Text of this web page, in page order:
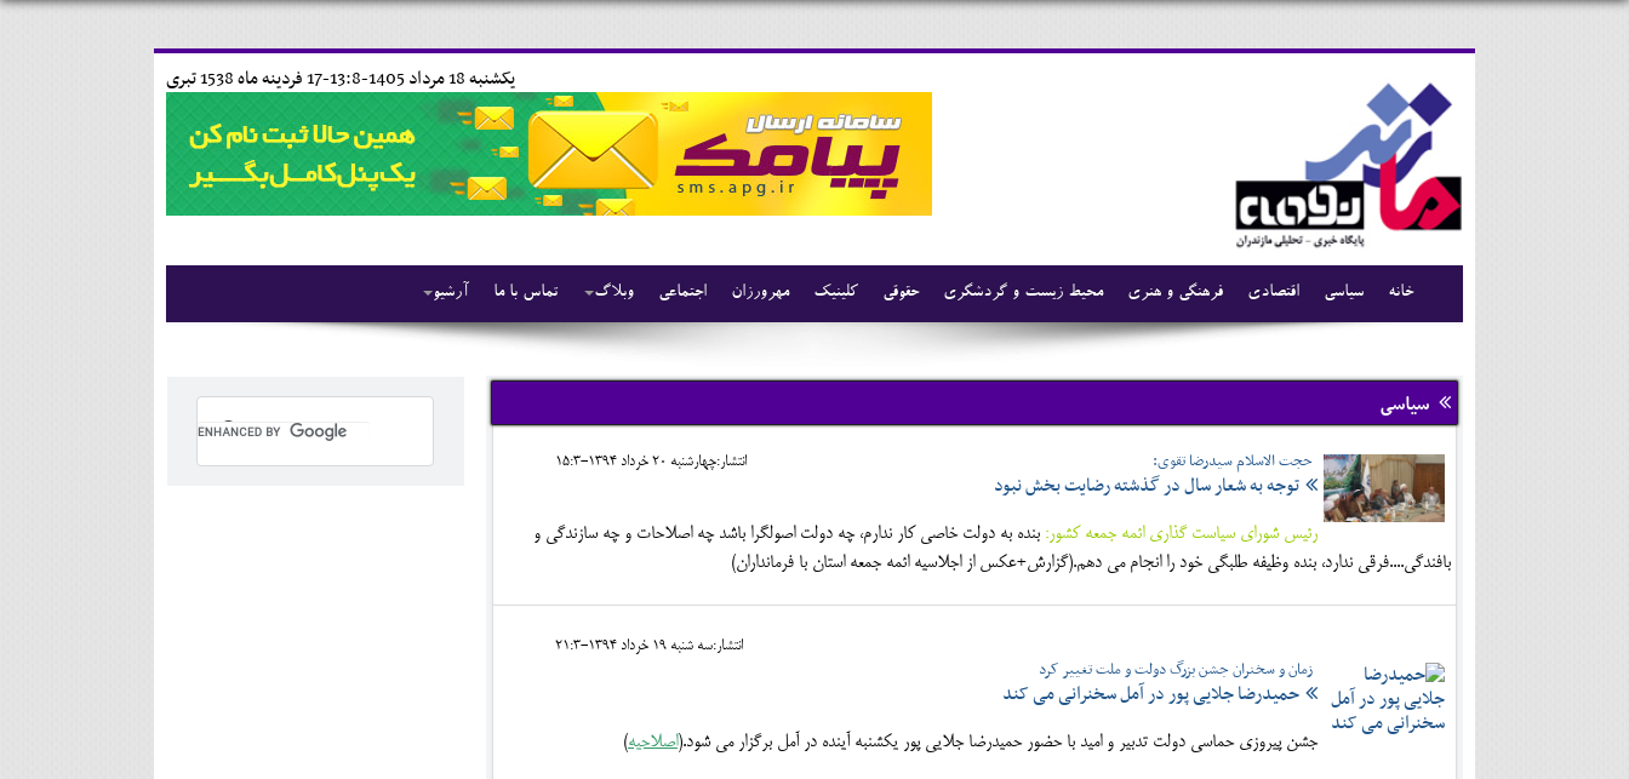
17 فردينه ماه 1538 تبری يکشنبه 18 مرداد 1405-13:8-
آرشیو تماس با ما وبلاگ اجتماعی مهرورزان کلینیک حقوقی محیط زیست و گردشگری فرهنگی و هنری اقتصادی سیاسی خانه
سیاسی
انتشار:چهارشنبه 20 خرداد 1394-15:3 حجت الاسلام سیدرضا تقوی:
توجه به شعار سال در گذشته رضایت بخش نبود
رئیس شورای سیاست گذاری ائمه جمعه کشور: بنده به دولت خاصی کار ندارم، چه دولت اصولگرا باشد چه اصلاحات و چه سازندگی و
بافندگی....فرقی ندارد، بنده وظیفه طلبگی خود را انجام می دهم.(گزارش+عکس ازاجلاسیه ائمه جمعه استان با فرمانداران)
انتشار:سه شنبه 19 خرداد 1394-21:3
زمان و سخنران جشن بزرگ دولت و ملت تغییر کرد
حمیدرضا جلایی پور در آمل سخنرانی می کند
جشن پیروزی حماسی دولت تدبیر و امید با حضور حمیدرضا جلایی پور یکشنبه آینده در آمل برگزار می شود.(اصلاحیه)